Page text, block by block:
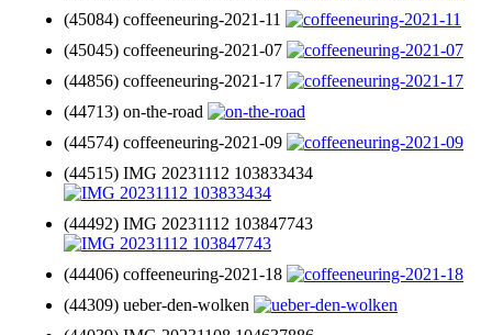
(45084) coffeeneuring-2021-11
(45045) coffeeneuring-2021-07
(44856) coffeeneuring-2021-17
(44713) on-the-road
(44574) coffeeneuring-2021-09
(44515) IMG 20231112 103833434
(44492) IMG 20231112 103847743
(44406) coffeeneuring-2021-18
(44309) ueber-den-wolken